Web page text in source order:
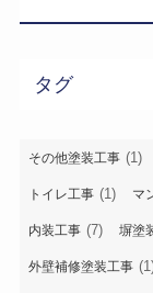
タグ
その他塗装工事 (1)
トイレ工事 (1) マ
内装工事 (7) 塀塗
外壁補修塗装工事